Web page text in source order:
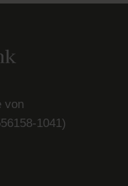
von
1041)